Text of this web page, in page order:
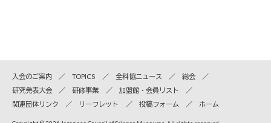
入会のご案内 TOPICS 全科協ニュース
総会
研究発表大会
研修事業
加盟館・会員リスト
関連団体リンク
リーフレット 投稿フォーム ホーム